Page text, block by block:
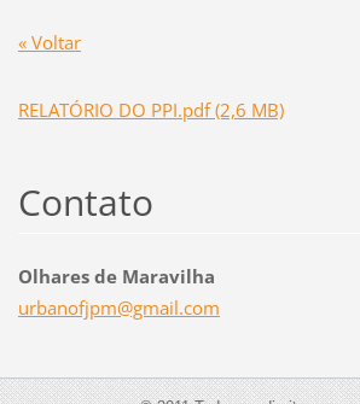
« Voltar
RELATÓRIO DO PPI.pdf (2,6 MB)
Contato
Olhares de Maravilha
urbanofjpm@gmail.com